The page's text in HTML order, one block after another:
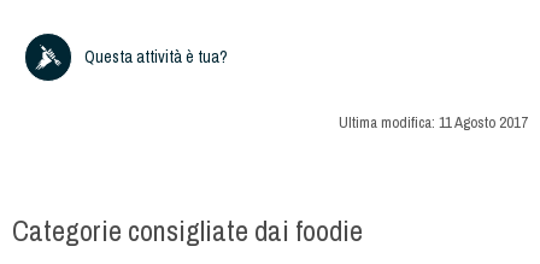
Questa attività è tua?
Ultima modifica: 11 Agosto 2017
Categorie consigliate dai foodie